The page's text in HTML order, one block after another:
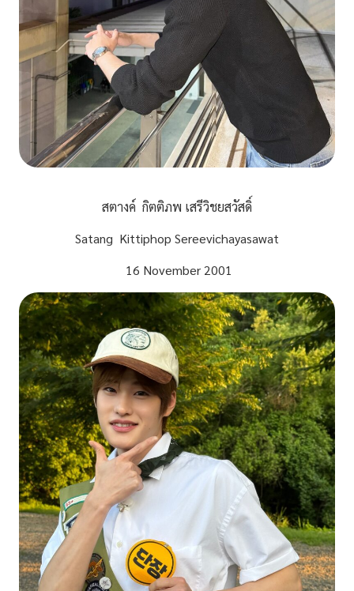
สตางค์ กิตติภพ เสรีวิชยสวัสดิ์
Satang Kittiphop Sereevichayasawat
16 November 2001